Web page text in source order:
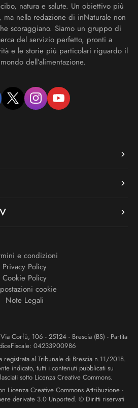
natura e salute. Un obiettivo più
nella redazione di inNaturale non
scoraggiano. Siamo un gruppo di
del servizio perfetto, pronti a
e le storie più particolari riguardo il
dell’alimentazione.
twitter instagramyoutube
e condizioni
Privacy Policy
Cookie Policy
cookie
Note Legali
Corfù, 106 - 25124 - Brescia (BS) - Partita
04233900986
registrata al Tribunale di Brescia n.11/2018.
indicato, tutti i contenuti pubblicati su
sotto Licenza Creative Commons.
Licenza Creative Commons Attribuzione -
derivate 3.0 Unported. © Diritti riservati